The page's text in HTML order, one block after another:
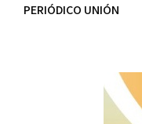
PERIÓDICO UNIÓN